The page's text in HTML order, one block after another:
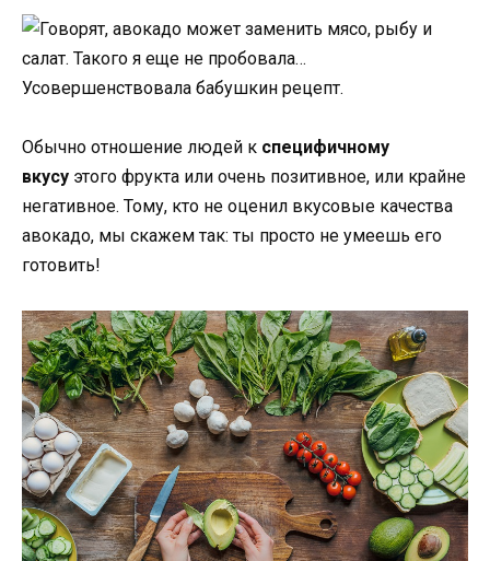
Обычно отношение людей к специфичному
вкусу этого фрукта или очень позитивное, или крайне
негативное. Тому, кто не оценил вкусовые качества
авокадо, мы скажем так: ты просто не умеешь его
готовить!